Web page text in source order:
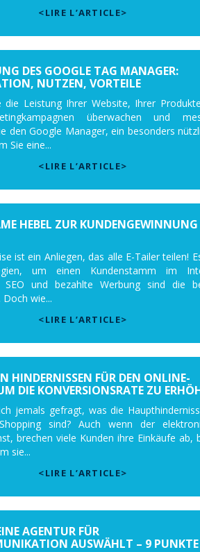
<LIRE L’ARTICLE>
DES GOOGLE TAG MANAGER:
NUTZEN, VORTEILE
die Leistung Ihrer Website, Ihrer
überwachen und
den Google Manager, ein besonders
Sie eine...
<LIRE L’ARTICLE>
HEBEL ZUR
ist ein Anliegen, das alle E-Tailer teilen!
um einen Kundenstamm im
SEO und bezahlte Werbung sind die
wie...
<LIRE L’ARTICLE>
HINDERNISSEN FÜR DEN ONLINE-
DIE KONVERSIONSRATE ZU
jemals gefragt, was die
sind? Auch wenn der
brechen viele Kunden ihre Einkäufe ab,
sie...
<LIRE L’ARTICLE>
AGENTUR FÜR
AUSWÄHLT – 9 PUNKTE